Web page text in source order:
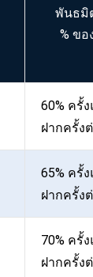
พันธมิ
% ขอ
60% ครั้ง
ฝากครั้ง
65% ครั้ง
ฝากครั้ง
70% ครั้
ฝากครั้ง